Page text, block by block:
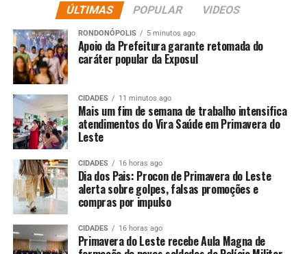
“A principal preocupação do deputado Juarez é a
formação da chapa pra federal, a composição de chapa.
Ele via dificuldade de montar uma chapa pura, só do
MDB, mas com a fusão, eu acredito que tem ambiente
para o Juarez permanecer”, disse Bortolin em referência
à possível federação entre o MDB e o Republicanos.
“Teríamos uma chapa com Juarez Costa, Kalil Baracat,
acredito que o Dr. Leonardo também dentro do
processo. Nós temos o prefeito de Canarana, o Fábio,
que também deve se consolidar como candidato a
deputado federal, até o ex-prefeito de Colíder, o
Maninho…estamos conversando bastante”, completou o
presidente da AMM.
ÚLTIMAS POPULAR VIDEOS
RONDONÓPOLIS 5 minutos ago
Apoio da Prefeitura garante retomada do
caráter popular da Exposul
CIDADES 11 minutos ago
Mais um fim de semana de trabalho intensifica
atendimentos do Vira Saúde em Primavera do
Leste
CIDADES 16 horas ago
Dia dos Pais: Procon de Primavera do Leste
alerta sobre golpes, falsas promoções e
compras por impulso
CIDADES 16 horas ago
Primavera do Leste recebe Aula Magna de